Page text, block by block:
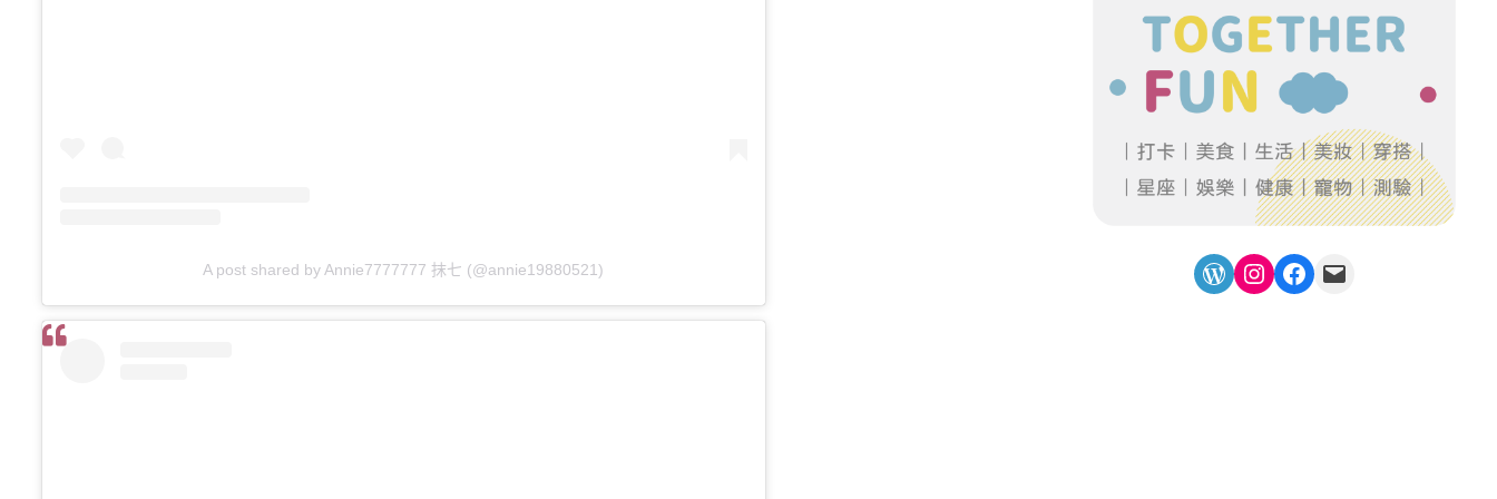
A post shared by Annie7777777 抹七 (@annie19880521) WordPress Instagram Facebook Mail